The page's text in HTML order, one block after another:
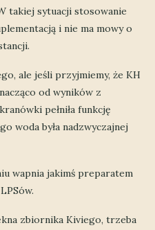
takiej sytuacji stosowanie
i nie ma mowy o
ale jeśli przyjmiemy, że KH
od wyników z
pełniła funkcję
woda była nadzwyczajnej
wapnia jakimś preparatem
zbiornika Kiviego, trzeba